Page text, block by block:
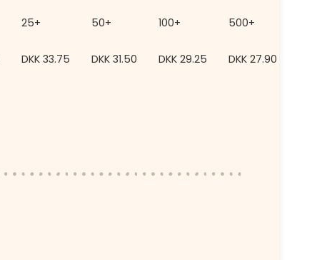
25+ 50+ 100+ 500+
DKK 33.75 DKK 31.50 DKK 29.25 DKK 27.90